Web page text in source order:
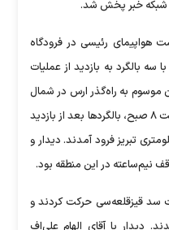
یکشنبه ۳۰ اردیبهشت هواپیمای رئیسی در فرودگاه
سه بالگرد به بازدید از عملیات
موسوم به راه‌گذر ارس در شمال
استان آذربایجان شرقی رفت. حدود ساعت ۸ صبح، بالگرد‌ها بعد از بازدید
اطراف روستای کلاله در ۱۶۰ کیلومتری تبریز فرود آمدند. دیدار و
نیم‌ساعته در این منطقه بود.
به‌سمت سد قیزقلعه‌سی حرکت کردند و